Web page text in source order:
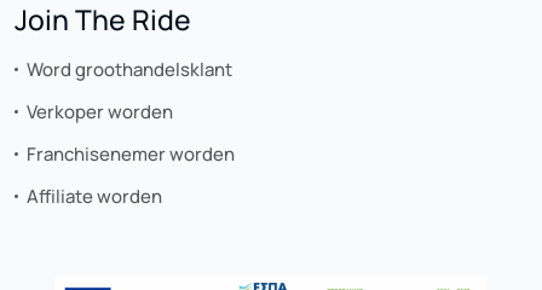
Join The Ride
Word groothandelsklant
Verkoper worden
Franchisenemer worden
Affiliate worden